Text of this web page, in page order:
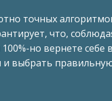
точных
что,
но вернете себе
выбрать